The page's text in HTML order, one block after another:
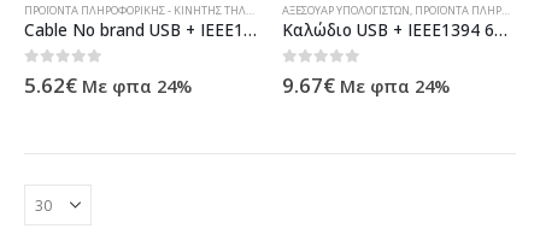
Cable No brand USB + IEEE1394 6P – 18069
0out of 5
5.62€ Με φπα 24%
ΑΞΕΣΟΥΆΡ ΥΠΟΛΟΓΙΣΤΏΝ ΠΡΟΪΌΝΤΑ ΠΛΗΡΟΦΟΡΙΚΉΣ - ΚΙΝΗΤΉΣ ΤΗΛΕΦΩΝΊΑΣ - ΗΛΕΚΤΡΟΝΙΚΆ
Καλώδιο USB + IEEE1394 6P – 18069
0 out of 5
9.67€ Με φπα 24%